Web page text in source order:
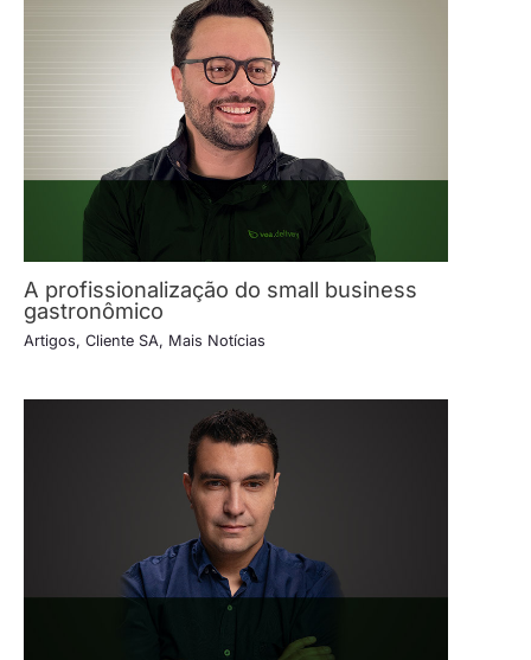
A profissionalização do small business
gastronômico
Artigos, Cliente SA, Mais Notícias